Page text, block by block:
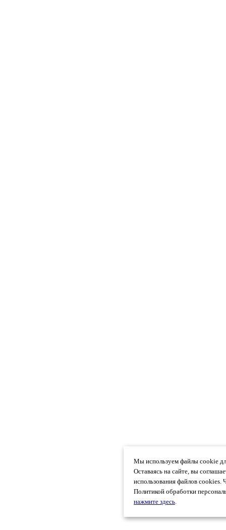
Мы используем файлы cookie
Оставаясь на сайте, вы
использования файлов cookies.
Политикой обработки
нажмите здесь.